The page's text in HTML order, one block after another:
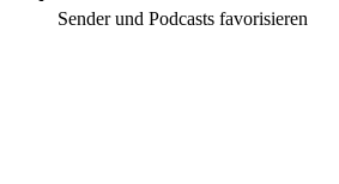
Sender und Podcasts favorisieren